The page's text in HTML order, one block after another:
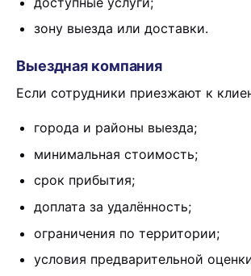
зону выезда или доставки.
Выездная компания
Если сотрудники приезжают к
города и районы выезда;
минимальная стоимость;
срок прибытия;
доплата за удалённость;
ограничения по территории;
условия предварительной